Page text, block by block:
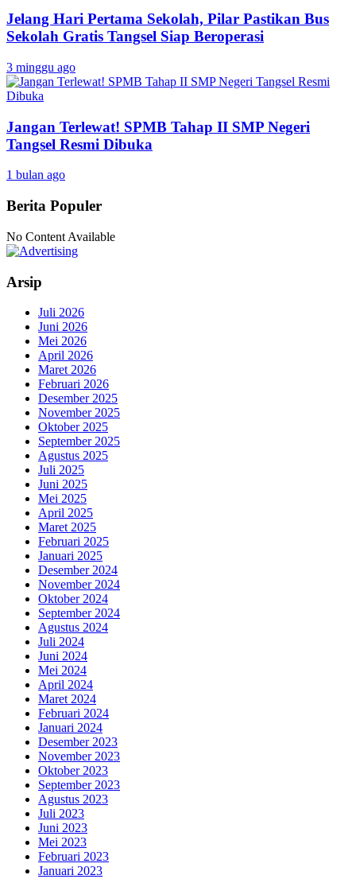
Jelang Hari Pertama Sekolah, Pilar Pastikan Bus
Sekolah Gratis Tangsel Siap Beroperasi
3 minggu ago
Jangan Terlewat! SPMB Tahap II SMP Negeri
Tangsel Resmi Dibuka
1 bulan ago
Berita Populer
No Content Available
Arsip
Juli 2026
Juni 2026
Mei 2026
April 2026
Maret 2026
Februari 2026
Desember 2025
November 2025
Oktober 2025
September 2025
Agustus 2025
Juli 2025
Juni 2025
Mei 2025
April 2025
Maret 2025
Februari 2025
Januari 2025
Desember 2024
November 2024
Oktober 2024
September 2024
Agustus 2024
Juli 2024
Juni 2024
Mei 2024
April 2024
Maret 2024
Februari 2024
Januari 2024
Desember 2023
November 2023
Oktober 2023
September 2023
Agustus 2023
Juli 2023
Juni 2023
Mei 2023
Februari 2023
Januari 2023